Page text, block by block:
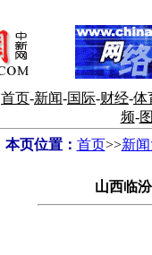
首页-新闻-国际-财经-体
频-
本页位置： 首页>>新
山西临